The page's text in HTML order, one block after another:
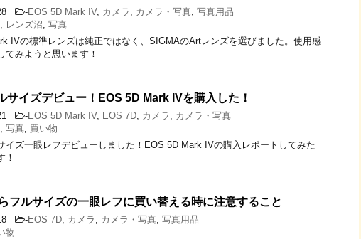
-EOS 5D Mark IV, カメラ , カメラ・写真, 写真用品
, レンズ沼, 写真
IVの標準レンズは純正ではなく、SIGMAのArtレンズを選びました。使用感
てみようと思います！
サイズデビュー！EOS 5D Mark IVを購入した！
-EOS 5D Mark IV, EOS 7D, カメラ , カメラ・写真
, 写真, 買い物
イズ一眼レフデビューしました！EOS 5D Mark IVの購入レポートしてみた
！
フルサイズの一眼レフに買い替える時に注意すること
-EOS 7D, カメラ , カメラ・写真, 写真用品
物